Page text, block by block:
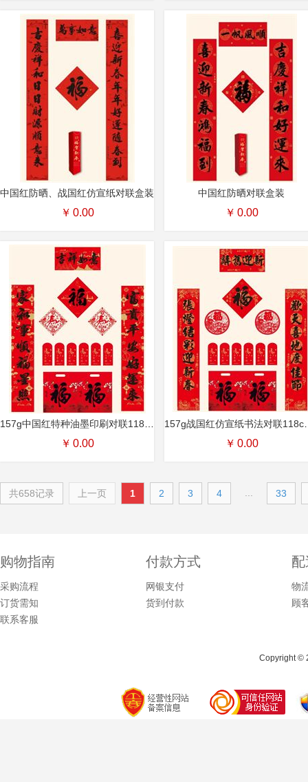
中国红防晒、战国红仿宣纸对联盒装
￥ 0.00
中国红防晒对联盒装
￥ 0.00
￥ 0.00 ￥ 0.00
共658记录 上一页 1 2 3 4 33
购物指南
采购流程
订货需知
联系客服
付款方式
网银支付
货到付款
物
顾
Copyright ©